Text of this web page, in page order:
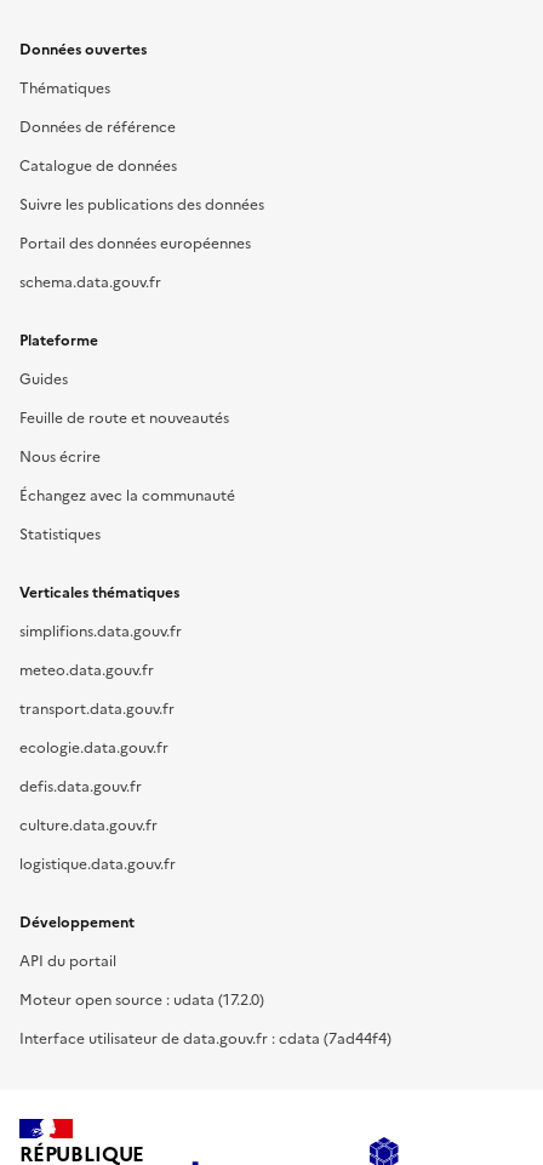
Données ouvertes
Thématiques
Données de référence
Catalogue de données
Suivre les publications des données
Portail des données européennes
schema.data.gouv.fr
Plateforme
Guides
Feuille de route et nouveautés
Nous écrire
Échangez avec la communauté
Statistiques
Verticales thématiques
simplifions.data.gouv.fr
meteo.data.gouv.fr
transport.data.gouv.fr
ecologie.data.gouv.fr
defis.data.gouv.fr
culture.data.gouv.fr
logistique.data.gouv.fr
Développement
API du portail
Moteur open source : udata (17.2.0)
Interface utilisateur de data.gouv.fr : cdata (7ad44f4)
RÉPUBLIQUE